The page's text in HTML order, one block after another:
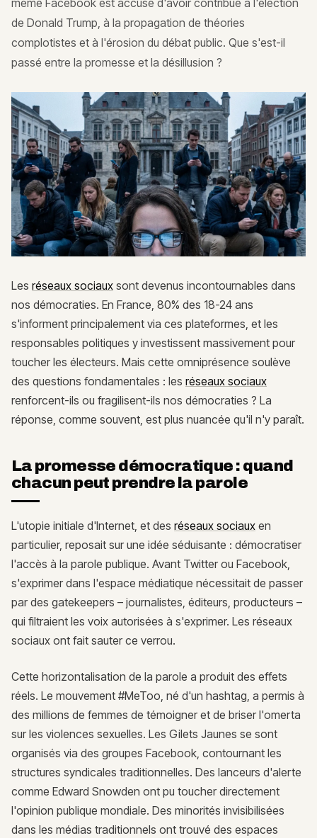
même Facebook est accusé d'avoir contribué à l'élection
de Donald Trump, à la propagation de théories
complotistes et à l'érosion du débat public. Que s'est-il
passé entre la promesse et la désillusion ?
Les réseaux sociaux sont devenus incontournables dans
nos démocraties. En France, 80% des 18-24 ans
s'informent principalement via ces plateformes, et les
responsables politiques y investissent massivement pour
toucher les électeurs. Mais cette omniprésence soulève
des questions fondamentales : les réseaux sociaux
renforcent-ils ou fragilisent-ils nos démocraties ? La
réponse, comme souvent, est plus nuancée qu'il n'y paraît.
La promesse démocratique : quand
chacun peut prendre la parole
L'utopie initiale d'Internet, et des réseaux sociaux en
particulier, reposait sur une idée séduisante : démocratiser
l'accès à la parole publique. Avant Twitter ou Facebook,
s'exprimer dans l'espace médiatique nécessitait de passer
par des gatekeepers – journalistes, éditeurs, producteurs –
qui filtraient les voix autorisées à s'exprimer. Les réseaux
sociaux ont fait sauter ce verrou.
Cette horizontalisation de la parole a produit des effets
réels. Le mouvement #MeToo, né d'un hashtag, a permis à
des millions de femmes de témoigner et de briser l'omerta
sur les violences sexuelles. Les Gilets Jaunes se sont
organisés via des groupes Facebook, contournant les
structures syndicales traditionnelles. Des lanceurs d'alerte
comme Edward Snowden ont pu toucher directement
l'opinion publique mondiale. Des minorités invisibilisées
dans les médias traditionnels ont trouvé des espaces